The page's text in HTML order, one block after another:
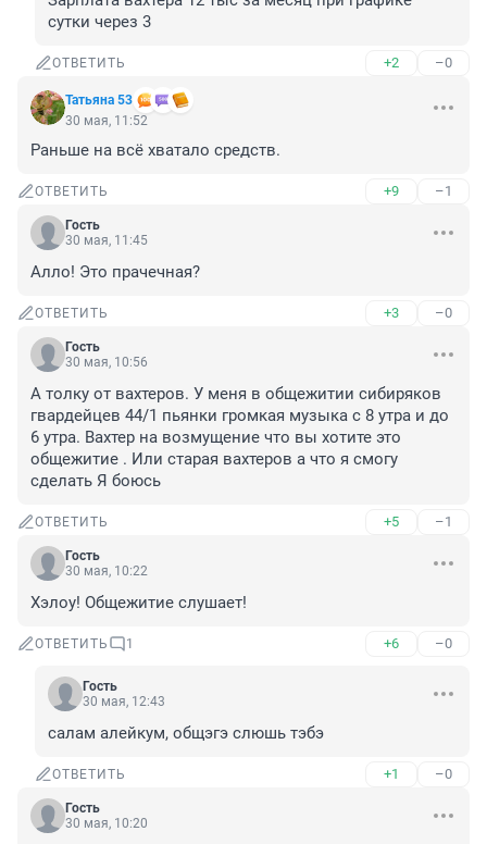
сутки через 3
ОТВЕТИТЬ +2 –0
Татьяна 53
30 мая, 11:52
Раньше на всё хватало средств.
ОТВЕТИТЬ +9 –1
Гость
30 мая, 11:45
Алло! Это прачечная?
ОТВЕТИТЬ +3 –0
Гость
30 мая, 10:56
А толку от вахтеров. У меня в общежитии сибиряков
гвардейцев 44/1 пьянки громкая музыка с 8 утра и до
6 утра. Вахтер на возмущение что вы хотите это
общежитие . Или старая вахтеров а что я смогу
сделать Я боюсь
ОТВЕТИТЬ +5 –1
Гость
30 мая, 10:22
Хэлоу! Общежитие слушает!
ОТВЕТИТЬ 1 +6 –0
Гость
30 мая, 12:43
салам алейкум, общэгэ слюшь тэбэ
ОТВЕТИТЬ +1 –0
Гость
30 мая, 10:20